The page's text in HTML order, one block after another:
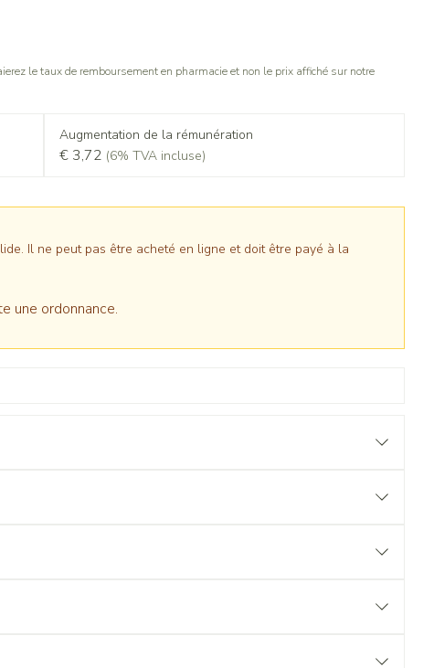
le taux de remboursement en pharmacie et non le prix affiché sur notre
Augmentation de la rémunération
€ 3,72 (6% TVA incluse)
Il ne peut pas être acheté en ligne et doit être payé à la
une ordonnance.